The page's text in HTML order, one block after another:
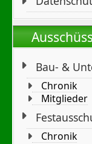
Bau- &
Chronik
Mitglieder
Chronik